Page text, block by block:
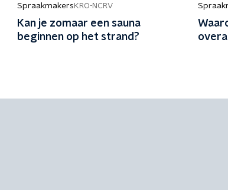
Spraakmakers KRO-NCRV
Kan je zomaar een sauna
beginnen op het strand?